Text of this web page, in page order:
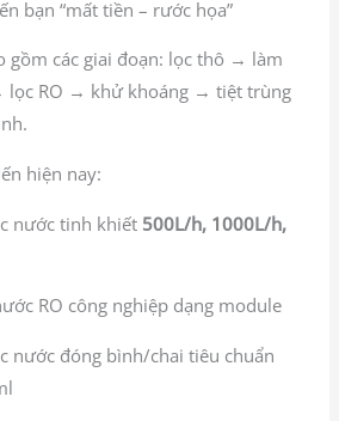
gồm các giai đoạn: lọc thô → làm
RO → khử khoáng → tiệt trùng
hiện nay:
nước tinh khiết 500L/h, 1000L/h,
RO công nghiệp dạng module
nước đóng bình/chai tiêu chuẩn